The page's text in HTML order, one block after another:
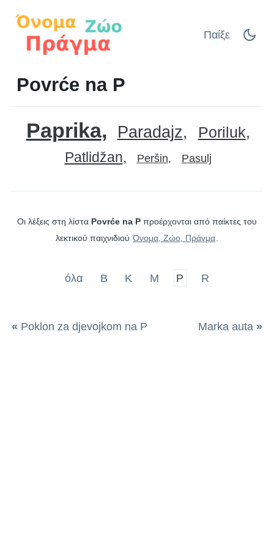
Παίξε
Povrće na P
Paprika Paradajz Poriluk
Patlidžan Peršin Pasulj
Οι λέξεις στη λίστα Povrće na P προέρχονται από παίκτες του
λεκτικού παιχνιδιού Όνομα, Ζώο, Πράγμα
όλα B K M P R
« Poklon za djevojkom na P Marka auta »